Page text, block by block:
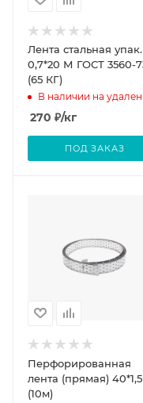
Лента стальная упак.
0,7*20 М ГОСТ 3560-
(65 КГ)
В наличии на
270 ₽/кг
ПОД ЗАКАЗ
Перфорированная
лента (прямая) 40*1,5
(10м)